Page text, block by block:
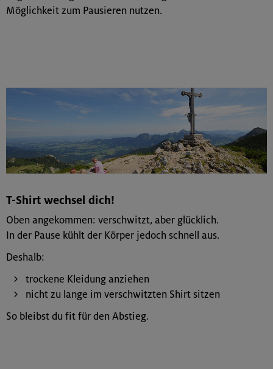
Möglichkeit zum Pausieren nutzen.
T-Shirt wechsel dich!
Oben angekommen: verschwitzt, aber glücklich.
In der Pause kühlt der Körper jedoch schnell aus.
Deshalb:
trockene Kleidung anziehen
nicht zu lange im verschwitzten Shirt sitzen
So bleibst du fit für den Abstieg.